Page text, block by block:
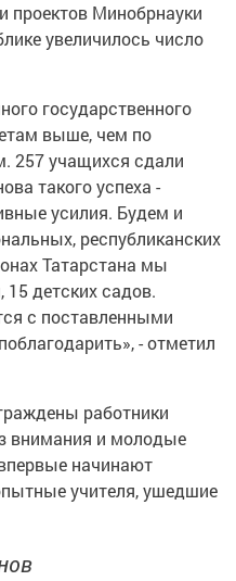
проектов Минобрнауки
увеличилось число
государственного
выше, чем по
257 учащихся сдали
такого успеха -
усилия. Будем и
республиканских
Татарстана мы
детских садов.
с поставленными
- отметил
работники
внимания и молодые
начинают
учителя, ушедшие